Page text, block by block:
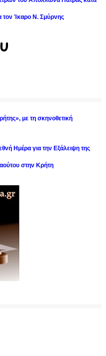
τον Ίκαρο Ν. Σμύρνης
με τη σκηνοθετική
Ημέρα για την Εξάλειψη της
στην Κρήτη